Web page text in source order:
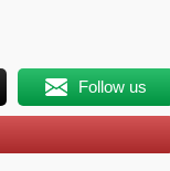
Follow us